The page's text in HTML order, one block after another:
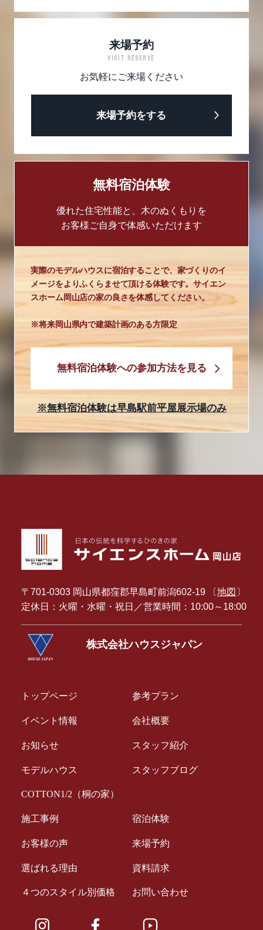
来場予約
VISIT RESERVE
お気軽にご来場ください
来場予約をする
無料宿泊体験
優れた住宅性能と、木のぬくもりを
お客様ご自身で体感いただけます
実際のモデルハウスに宿泊することで、家づくりのイ
メージをよりふくらませて頂ける体験です。サイエン
スホーム岡山店の家の良さを体感してください。
※将来岡山県内で建築計画のある方限定
無料宿泊体験への参加方法を見る
※無料宿泊体験は早島駅前平屋展示場のみ
〒701-0303 岡山県都窪郡早島町前潟602-19 〔 地図 〕
定休日：火曜・水曜・祝日／営業時間：10:00～18:00
株式会社ハウスジャパン
トップページ
イベント情報
お知らせ
モデルハウス
COTTON1/2（桐の家）
施工事例
お客様の声
選ばれる理由
４つのスタイル別価格
参考プラン
会社概要
スタッフ紹介
スタッフブログ
宿泊体験
来場予約
資料請求
お問い合わせ